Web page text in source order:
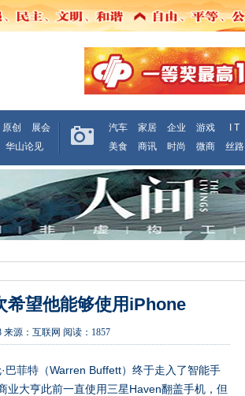
原创
展会
华山论见
汽车 家居 企业 游戏 I T
美食
商讯 时尚 微商 丝路
希望他能够使用iPhone
来源： 互联网 阅读：1857
菲特（Warren Buffett）终于走入了智能手
业大亨此前一直使用三星Haven翻盖手机，但